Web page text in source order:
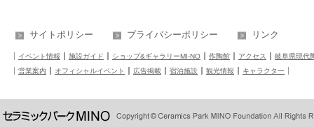
サイトポリシー プライバシーポリシー リンク
イベント情報 施設ガイド ショップ&ギャラリーMI-NO 作陶館 アクセス
岐阜県現代
営業案内
オフィシャルイベント 広告掲載 宿泊施設 観光情報 キャラクター